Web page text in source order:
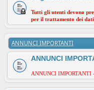
Tutti gli utenti devono
per il trattamento dei
ANNUNCI IMPORTANTI
ANNUNCI
ANNUNCI IMPORTANTI